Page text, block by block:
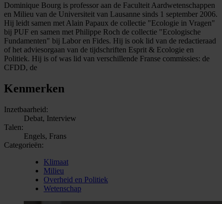
Dominique Bourg is professor aan de Faculteit Aardwetenschappen
en Milieu van de Universiteit van Lausanne sinds 1 september 2006.
Hij leidt samen met Alain Papaux de collectie "Ecologie in Vragen"
bij PUF en samen met Philippe Roch de collectie "Ecologische
Fundamenten" bij Labor en Fides. Hij is ook lid van de redactieraad
of het adviesorgaan van de tijdschriften Esprit & Ecologie en
Politiek. Hij is of was lid van verschillende Franse commissies: de
CFDD, de
Kenmerken
Inzetbaarheid:
Debat, Interview
Talen:
Engels, Frans
Categorieën:
Klimaat
Milieu
Overheid en Politiek
Wetenschap